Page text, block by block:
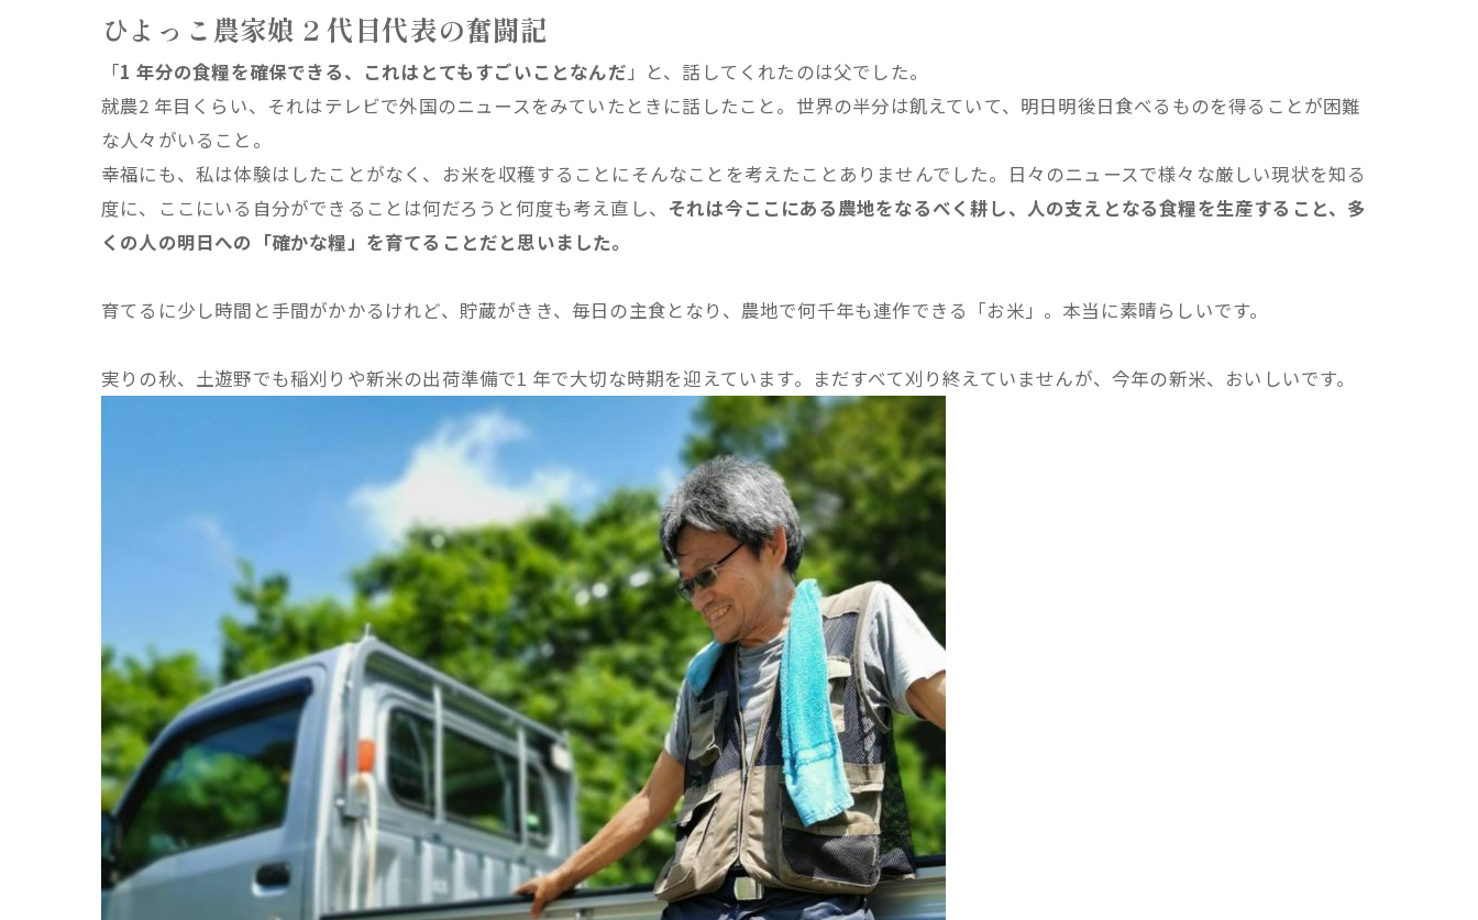
ひよっこ農家娘 2 代目代表の奮闘記
「1 年分の食糧を確保できる、これはとてもすごいことなんだ 」と、話してくれたのは父でした。
就農2 年目くらい、それはテレビで外国のニュースをみていたときに話したこと。世界の半分は飢えていて、明日明後日食べるものを得ることが困難
な人々がいること。
幸福にも、私は体験はしたことがなく、お米を収穫することにそんなことを考えたことありませんでした。日々のニュースで様々な厳しい現状を知る
度に、ここにいる自分ができることは何だろうと何度も考え直し、 それは今ここにある農地をなるべく耕し、人の支えとなる食糧を生産すること、多
くの人の明日への「確かな糧」を育てることだと思いました。
育てるに少し時間と手間がかかるけれど、貯蔵がきき、毎日の主食となり、農地で何千年も連作できる「お米」。本当に素晴らしいです。
実りの秋、土遊野でも稲刈りや新米の出荷準備で1 年で大切な時期を迎えています。まだすべて刈り終えていませんが、今年の新米、おいしいです。